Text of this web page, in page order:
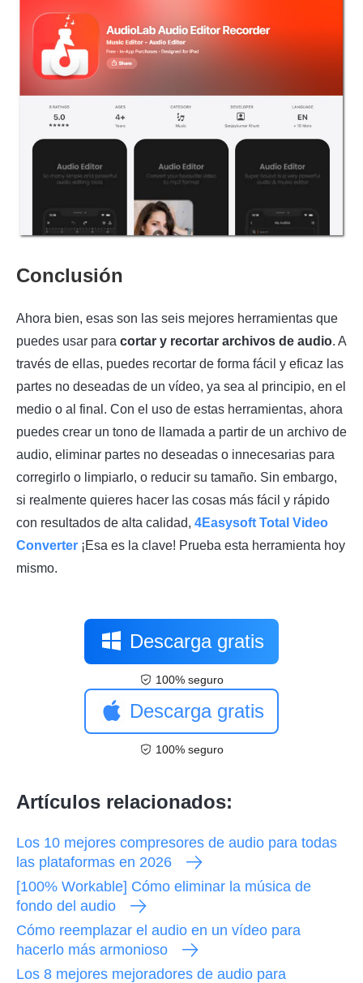
Conclusión
Ahora bien, esas son las seis mejores herramientas que
puedes usar para cortar y recortar archivos de audio. A
través de ellas, puedes recortar de forma fácil y eficaz las
partes no deseadas de un vídeo, ya sea al principio, en el
medio o al final. Con el uso de estas herramientas, ahora
puedes crear un tono de llamada a partir de un archivo de
audio, eliminar partes no deseadas o innecesarias para
corregirlo o limpiarlo, o reducir su tamaño. Sin embargo,
si realmente quieres hacer las cosas más fácil y rápido
con resultados de alta calidad, 4Easysoft Total Video
Converter ¡Esa es la clave! Prueba esta herramienta hoy
mismo.
Descarga gratis
100% seguro
Descarga gratis
100% seguro
Artículos relacionados:
Los 10 mejores compresores de audio para todas
las plataformas en 2026
[100% Workable] Cómo eliminar la música de
fondo del audio
Cómo reemplazar el audio en un vídeo para
hacerlo más armonioso
Los 8 mejores mejoradores de audio para